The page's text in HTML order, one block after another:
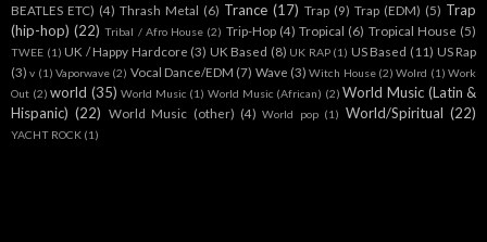
BEATLES ETC) (4) Thrash Metal (6) Trance (17) Trap (9) Trap (EDM) (5) Trap
(hip-hop) (22) Tribal / Afro House (2) Trip-Hop (4) Tropical (6) Tropical House (5)
TWEE (1) UK / Happy Hardcore (3) UK Based (8) UK RAP (1) US Based (11) US Rap
(3) v (1) Vaporwave (2) Vocal Dance/EDM (7) Wave (3) Witch House (2) Wolrd (1) Work
Out (2) world (35) World Music (1) World Music (African) (2) World Music (Latin &
Hispanic) (22) World Music (other) (4) World pop (1) World/Spiritual (22)
YACHT ROCK (1)